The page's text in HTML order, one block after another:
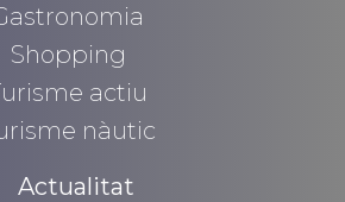
Shopping
actiu
nàutic
Actualitat